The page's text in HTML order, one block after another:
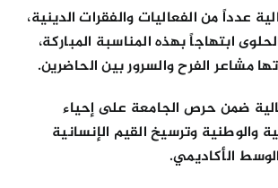
عدداً من الفعاليات والفقرات الدينية،
ابتهاجاً بهذه المناسبة المباركة،
مشاعر الفرح والسرور بين الحاضرين.
ضمن حرص الجامعة على إحياء
والوطنية وترسيخ القيم الإنسانية
الأكاديمي.